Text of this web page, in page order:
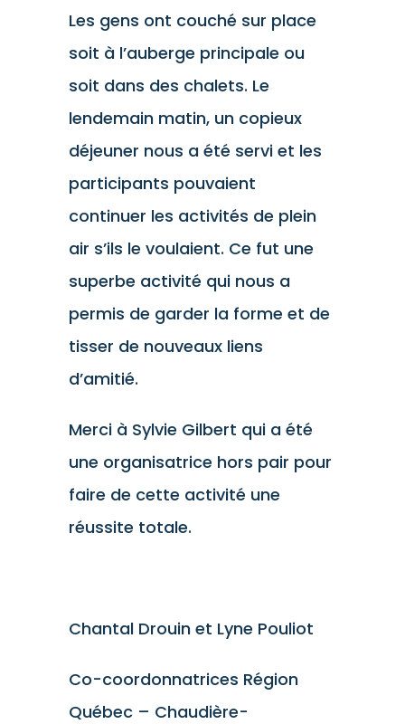
Les gens ont couché sur place
soit à l’auberge principale ou
soit dans des chalets. Le
lendemain matin, un copieux
déjeuner nous a été servi et les
participants pouvaient
continuer les activités de plein
air s’ils le voulaient. Ce fut une
superbe activité qui nous a
permis de garder la forme et de
tisser de nouveaux liens
d’amitié.
Merci à Sylvie Gilbert qui a été
une organisatrice hors pair pour
faire de cette activité une
réussite totale.
Chantal Drouin et Lyne Pouliot
Co-coordonnatrices Région
Québec – Chaudière-